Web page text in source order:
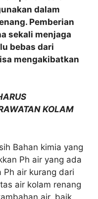
dalam
Pemberian
sekali menjaga
bebas dari
mengakibatkan
KOLAM
Bahan kimia yang
Ph air yang ada
Ph air kurang dari
air kolam renang
air, baik